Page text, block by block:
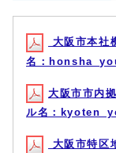
大阪市本社
名：
大阪市市内
ル名：
大阪市特区